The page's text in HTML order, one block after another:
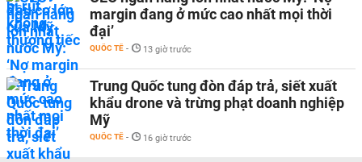
margin đang ở mức cao nhất mọi thời
đại’
QUỐC TẾ - 13 giờ trước
Trung Quốc tung đòn đáp trả, siết xuất
khẩu drone và trừng phạt doanh nghiệp
Mỹ
QUỐC TẾ - 16 giờ trước